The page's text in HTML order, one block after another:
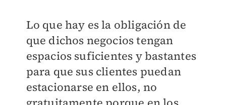
Lo que hay es la obligación de
que dichos negocios tengan
espacios suficientes y bastantes
para que sus clientes puedan
estacionarse en ellos, no